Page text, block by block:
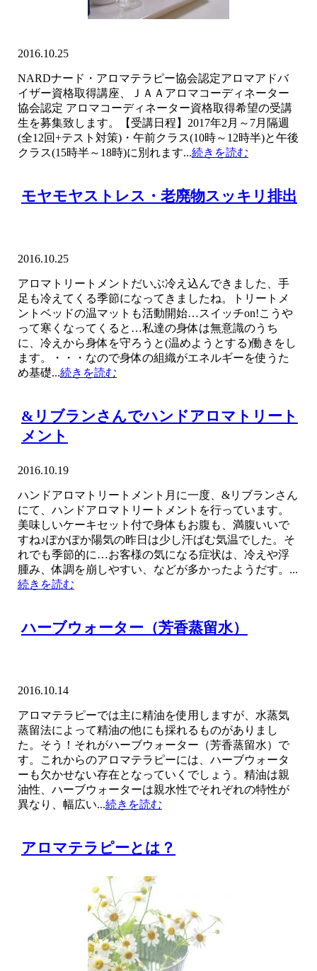
2016.10.25
NARDナード・アロマテラピー協会認定アロマアドバ
イザー資格取得講座、ＪＡＡアロマコーディネーター
協会認定 アロマコーディネーター資格取得希望の受講
生を募集致します。【受講日程】2017年2月～7月隔週
(全12回+テスト対策)・午前クラス(10時～12時半)と午後
クラス(15時半～18時)に別れます...続きを読む
モヤモヤストレス・老廃物スッキリ排出
2016.10.25
アロマトリートメントだいぶ冷え込んできました、手
足も冷えてくる季節になってきましたね。トリートメ
ントベッドの温マットも活動開始…スイッチon!こうや
って寒くなってくると…私達の身体は無意識のうち
に、冷えから身体を守ろうと(温めようとする)働きをし
ます。・・・なので身体の組織がエネルギーを使うた
め基礎...続きを読む
&リブランさんでハンドアロマトリート
メント
2016.10.19
ハンドアロマトリートメント月に一度、&リブランさん
にて、ハンドアロマトリートメントを行っています。
美味しいケーキセット付で身体もお腹も、満腹いいで
すね♪ぽかぽか陽気の昨日は少し汗ばむ気温でした。そ
れでも季節的に…お客様の気になる症状は、冷えや浮
腫み、体調を崩しやすい、などが多かったようだす。...
続きを読む
ハーブウォーター（芳香蒸留水）
2016.10.14
アロマテラピーでは主に精油を使用しますが、水蒸気
蒸留法によって精油の他にも採れるものがありまし
た。そう！それがハーブウォーター（芳香蒸留水）で
す。これからのアロマテラピーには、ハーブウォータ
ーも欠かせない存在となっていくでしょう。精油は親
油性、ハーブウォーターは親水性でそれぞれの特性が
異なり、幅広い...続きを読む
アロマテラピーとは？